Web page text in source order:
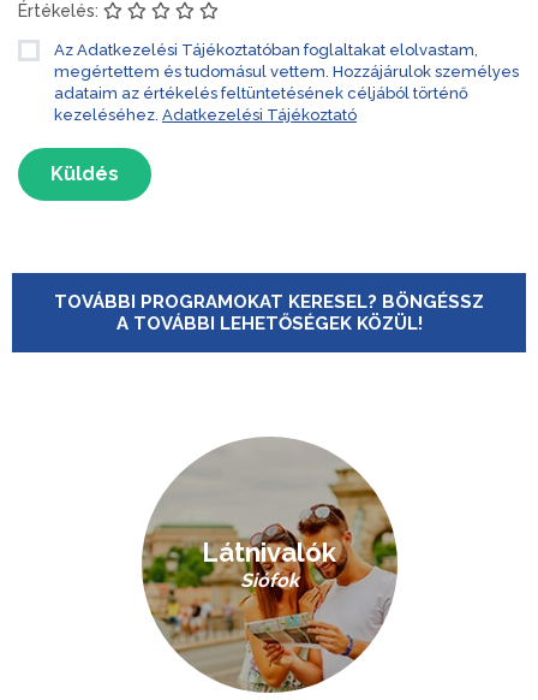
Értékelés:
Az Adatkezelési Tájékoztatóban foglaltakat elolvastam,
megértettem és tudomásul vettem. Hozzájárulok személyes
adataim az értékelés feltüntetésének céljából történő
kezeléséhez. Adatkezelési Tájékoztató
Küldés
TOVÁBBI PROGRAMOKAT KERESEL? BÖNGÉSSZ
A TOVÁBBI LEHETŐSÉGEK KÖZÜL!
Látnivalók
Siófok